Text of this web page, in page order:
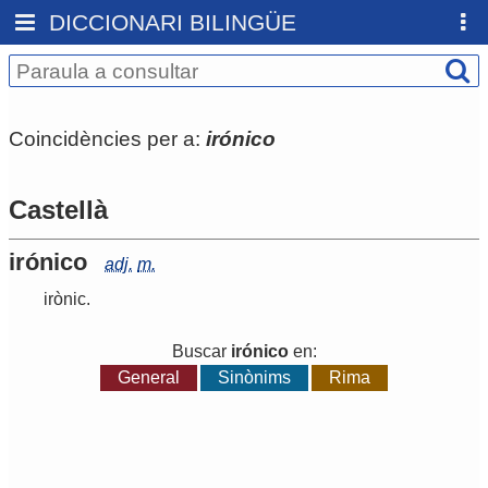
DICCIONARI BILINGÜE
Coincidències per a: irónico
Castellà
irónico adj. m.
irònic.
Buscar irónicoen:
General
Sinònims Rima